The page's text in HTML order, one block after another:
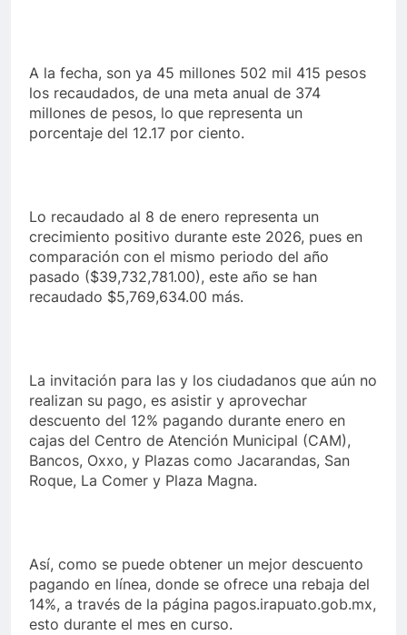
A la fecha, son ya 45 millones 502 mil 415 pesos
los recaudados, de una meta anual de 374
millones de pesos, lo que representa un
porcentaje del 12.17 por ciento.
Lo recaudado al 8 de enero representa un
crecimiento positivo durante este 2026, pues en
comparación con el mismo periodo del año
pasado ($39,732,781.00), este año se han
recaudado $5,769,634.00 más.
La invitación para las y los ciudadanos que aún no
realizan su pago, es asistir y aprovechar
descuento del 12% pagando durante enero en
cajas del Centro de Atención Municipal (CAM),
Bancos, Oxxo, y Plazas como Jacarandas, San
Roque, La Comer y Plaza Magna.
Así, como se puede obtener un mejor descuento
pagando en línea, donde se ofrece una rebaja del
14%, a través de la página pagos.irapuato.gob.mx,
esto durante el mes en curso.